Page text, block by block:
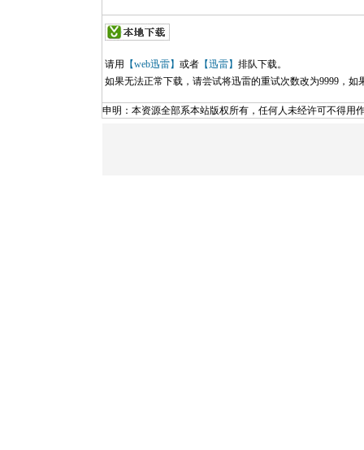
请用 【web迅雷】 或者 【迅雷】 排队下载。
如果无法正常下载，请尝试将迅雷的重试次数改为9999，如
申明：本资源全部系本站版权所有，任何人未经许可不得用